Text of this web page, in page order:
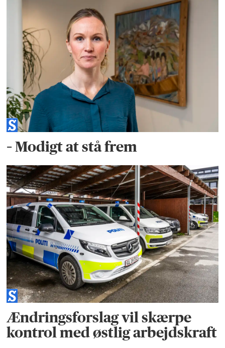
– Modigt at stå frem
Ændringsforslag vil skærpe
kontrol med østlig arbejdskraft